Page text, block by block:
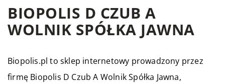
BIOPOLIS D CZUB A
WOLNIK SPÓŁKA JAWNA
Biopolis.pl to sklep internetowy prowadzony przez
firmę Biopolis D Czub A Wolnik Spółka Jawna,